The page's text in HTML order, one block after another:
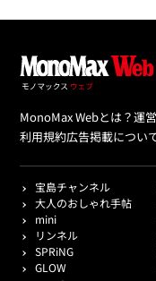
MonoMax Webとは？運
利用規約広告掲載につい
宝島チャンネル
大人のおしゃれ手帖
mini
リンネル
SPRiNG
GLOW